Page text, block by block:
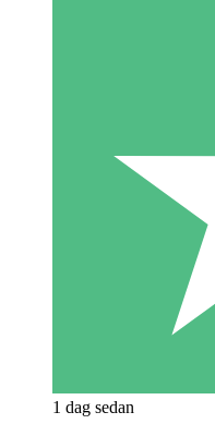
1 dag sedan